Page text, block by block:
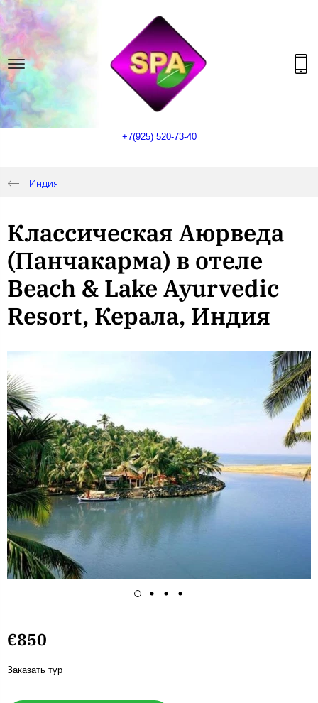
+7(925) 520-73-40
Индия
Классическая Аюрведа
(Панчакарма) в отеле
Beach & Lake Ayurvedic
Resort, Керала, Индия
€850
Заказать тур